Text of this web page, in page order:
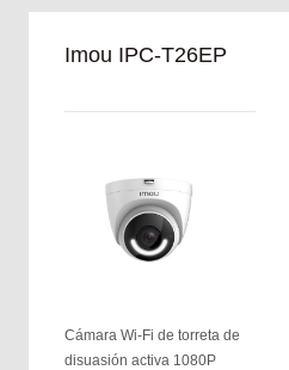
Imou IPC-T26EP
Cámara Wi-Fi de torreta de
disuasión activa 1080P